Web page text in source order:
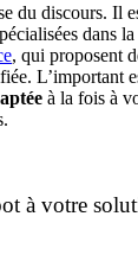
du discours. Il
dans
, qui proposent
L’important
à la fois à
à votre